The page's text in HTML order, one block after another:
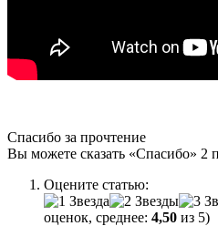
Спасибо за прочтение
Вы можете сказать «Спасибо» 2
Оцените статью:
оценок, среднее: 4,50 из 5)